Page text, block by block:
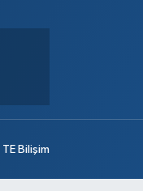
TE Bilişim